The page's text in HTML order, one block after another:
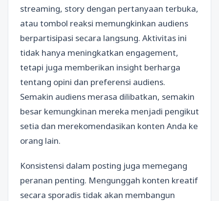
streaming, story dengan pertanyaan terbuka,
atau tombol reaksi memungkinkan audiens
berpartisipasi secara langsung. Aktivitas ini
tidak hanya meningkatkan engagement,
tetapi juga memberikan insight berharga
tentang opini dan preferensi audiens.
Semakin audiens merasa dilibatkan, semakin
besar kemungkinan mereka menjadi pengikut
setia dan merekomendasikan konten Anda ke
orang lain.
Konsistensi dalam posting juga memegang
peranan penting. Mengunggah konten kreatif
secara sporadis tidak akan membangun